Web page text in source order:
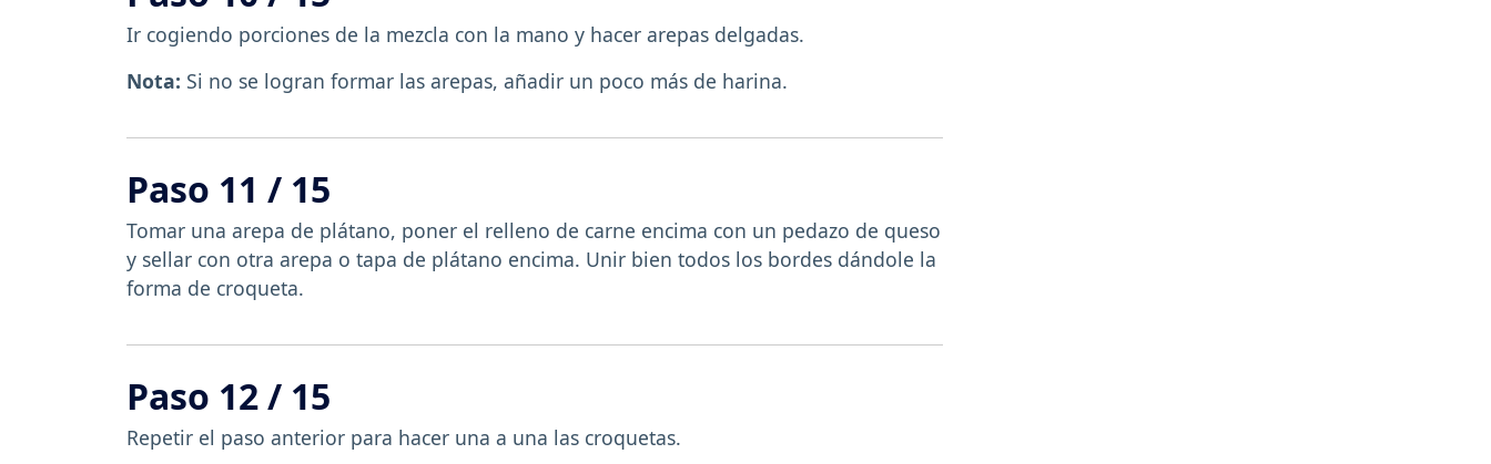
Ir cogiendo porciones de la mezcla con la mano y hacer arepas delgadas.
Nota: Si no se logran formar las arepas, añadir un poco más de harina.
Paso 11 / 15
Tomar una arepa de plátano, poner el relleno de carne encima con un pedazo de queso
y sellar con otra arepa o tapa de plátano encima. Unir bien todos los bordes dándole la
forma de croqueta.
Paso 12 / 15
Repetir el paso anterior para hacer una a una las croquetas.